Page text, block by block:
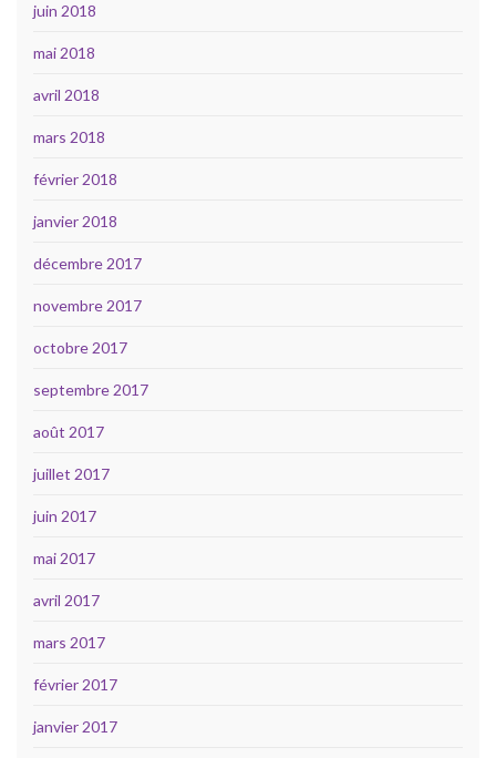
juin 2018
mai 2018
avril 2018
mars 2018
février 2018
janvier 2018
décembre 2017
novembre 2017
octobre 2017
septembre 2017
août 2017
juillet 2017
juin 2017
mai 2017
avril 2017
mars 2017
février 2017
janvier 2017